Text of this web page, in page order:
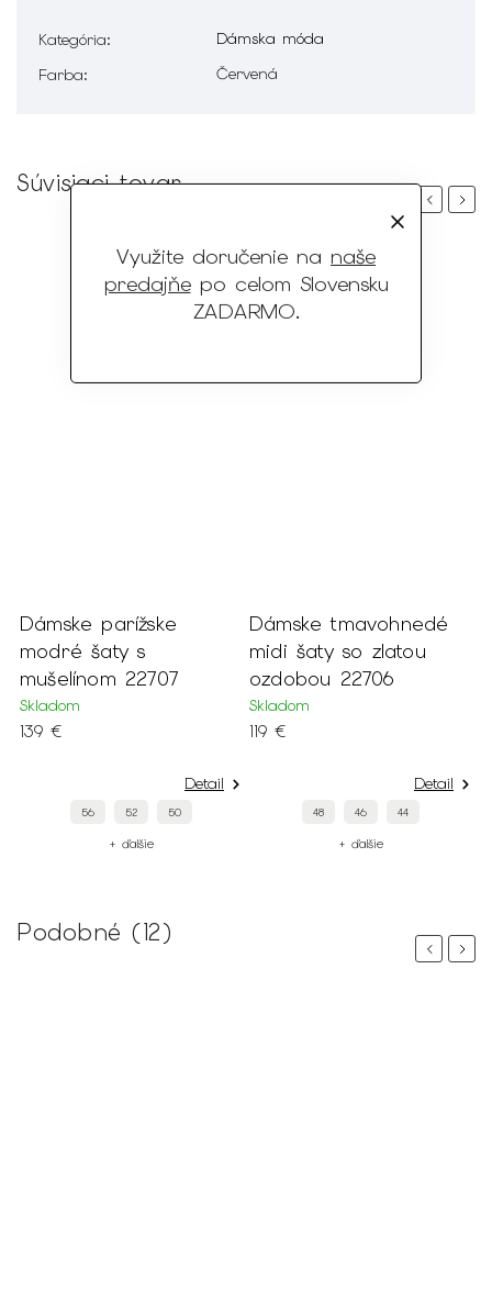
Využite doručenie na naše
predajňepo celom Slovensku
ZADARMO.
Kategória:
Dámska móda
Farba: Červená
Súvisiaci tovar
Previous
Dámske parížske
modré šaty s
mušelínom 22707
Skladom
139 €
Detail
56 52 50
+ ďalšie
Dámske tmavohnedé
midi šaty so zlatou
ozdobou 22706
Skladom
119 €
Detail
48 46 44
+ ďalšie
Next
Podobné (12)
PreviousNext